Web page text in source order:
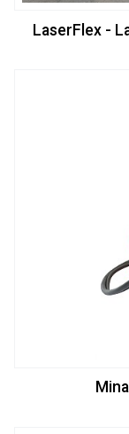
LaserFlex -